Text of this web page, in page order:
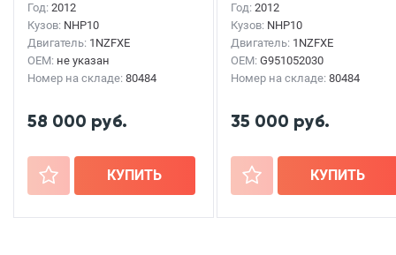
Год: 2012
Кузов: NHP10
Двигатель: 1NZFXE
OEM: не указан
Номер на складе: 80484
58 000 руб.
+ КУПИТЬ
Год: 2012
Кузов: NHP10
Двигатель: 1NZFXE
OEM: G951052030
Номер на складе: 80484
35 000 руб.
+ КУПИТЬ